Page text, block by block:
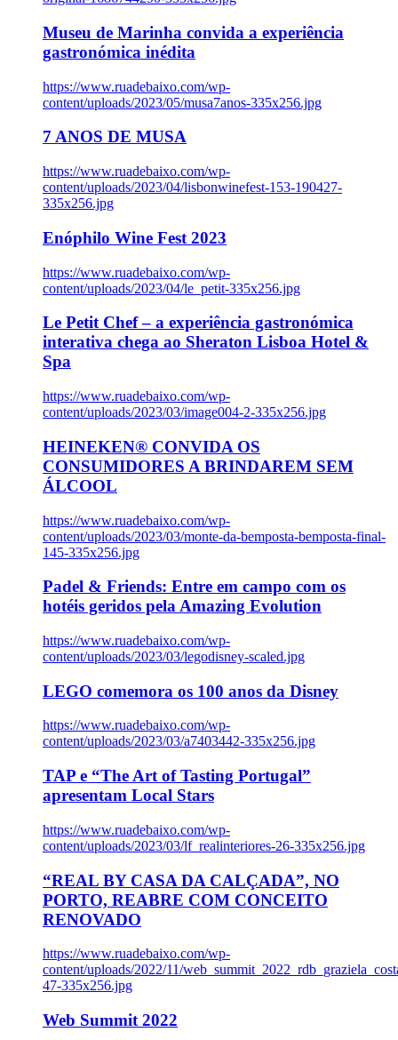
Museu de Marinha convida a experiência
gastronómica inédita
https://www.ruadebaixo.com/wp-
content/uploads/2023/05/musa7anos-335x256.jpg
7 ANOS DE MUSA
https://www.ruadebaixo.com/wp-
content/uploads/2023/04/lisbonwinefest-153-190427-
335x256.jpg
Enóphilo Wine Fest 2023
https://www.ruadebaixo.com/wp-
content/uploads/2023/04/le_petit-335x256.jpg
Le Petit Chef – a experiência gastronómica
interativa chega ao Sheraton Lisboa Hotel &
Spa
https://www.ruadebaixo.com/wp-
content/uploads/2023/03/image004-2-335x256.jpg
HEINEKEN® CONVIDA OS
CONSUMIDORES A BRINDAREM SEM
ÁLCOOL
https://www.ruadebaixo.com/wp-
content/uploads/2023/03/monte-da-bemposta-bemposta-final-
145-335x256.jpg
Padel & Friends: Entre em campo com os
hotéis geridos pela Amazing Evolution
https://www.ruadebaixo.com/wp-
content/uploads/2023/03/legodisney-scaled.jpg
LEGO comemora os 100 anos da Disney
https://www.ruadebaixo.com/wp-
content/uploads/2023/03/a7403442-335x256.jpg
TAP e “The Art of Tasting Portugal”
apresentam Local Stars
https://www.ruadebaixo.com/wp-
content/uploads/2023/03/lf_realinteriores-26-335x256.jpg
“REAL BY CASA DA CALÇADA”, NO
PORTO, REABRE COM CONCEITO
RENOVADO
https://www.ruadebaixo.com/wp-
content/uploads/2022/11/
47-335x256.jpg
Web Summit 2022